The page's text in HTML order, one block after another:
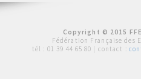
Copyright © 2015
Fédération Française des
tél : 01 39 44 65 80 | contact :